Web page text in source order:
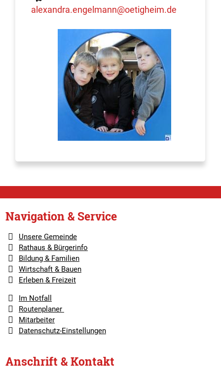
alexandra.engelmann@oetigheim.de
Navigation & Service
Unsere Gemeinde
Rathaus & Bürgerinfo
Bildung & Familien
Wirtschaft & Bauen
Erleben & Freizeit
Im Notfall
Routenplaner
Mitarbeiter
Datenschutz-Einstellungen
Anschrift & Kontakt